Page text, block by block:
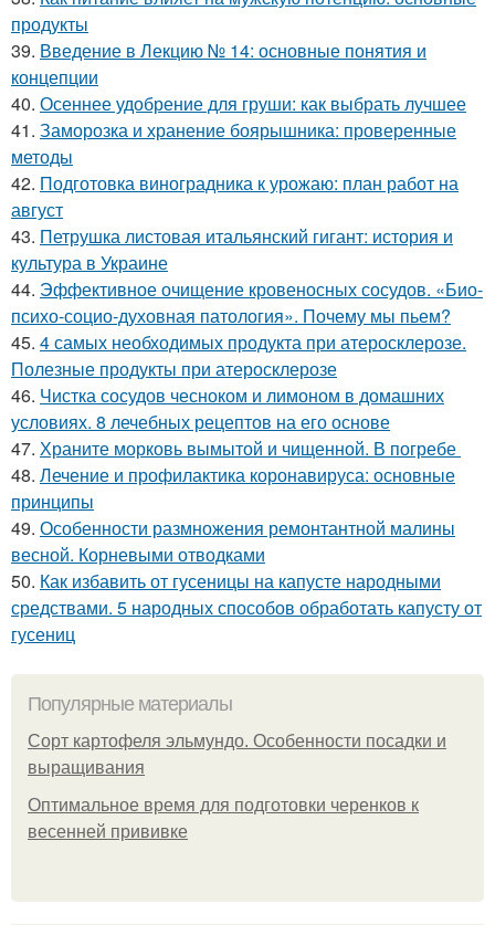
продукты
39. Введение в Лекцию № 14: основные понятия и
концепции
40. Осеннее удобрение для груши: как выбрать лучшее
41. Заморозка и хранение боярышника: проверенные
методы
42. Подготовка виноградника к урожаю: план работ на
август
43. Петрушка листовая итальянский гигант: история и
культура в Украине
44. Эффективное очищение кровеносных сосудов. «Био-
психо-социо-духовная патология». Почему мы пьем?
45. 4 самых необходимых продукта при атеросклерозе.
Полезные продукты при атеросклерозе
46. Чистка сосудов чесноком и лимоном в домашних
условиях. 8 лечебных рецептов на его основе
47. Храните морковь вымытой и чищенной. В погребе
48. Лечение и профилактика коронавируса: основные
принципы
49. Особенности размножения ремонтантной малины
весной. Корневыми отводками
50. Как избавить от гусеницы на капусте народными
средствами. 5 народных способов обработать капусту от
гусениц
Популярные материалы
Сорт картофеля эльмундо. Особенности посадки и
выращивания
Оптимальное время для подготовки черенков к
весенней прививке